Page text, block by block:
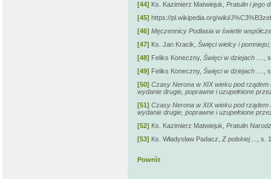
[44] Ks. Kazimierz Matwiejuk, Pratulin i jego
[45] https://pl.wikipedia.org/wiki/
[46] Męczennicy Podlasia w świetle
[47] Ks. Jan Kracik, Święci wielcy i
[48] Feliks Koneczny, Święci w dziejach ....
,
[49] Feliks Koneczny, Święci w dziejach ....
,
[50] Czasy Nerona w XIX wieku pod
wydanie drugie, poprawne i uzupełnione
[51] Czasy Nerona w XIX wieku pod
wydanie drugie, poprawne i uzupełnione
[52] Ks. Kazimierz Matwiejuk, Pratulin
[53] Ks. Władysław Padacz, Z polskiej ... , s.
Powrót